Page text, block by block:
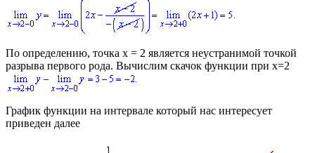
По определению, точка x = 2 является неустранимой точкой
разрыва первого рода. Вычислим скачок функции при x=2
График функции на интервале который нас интересует
приведен далее